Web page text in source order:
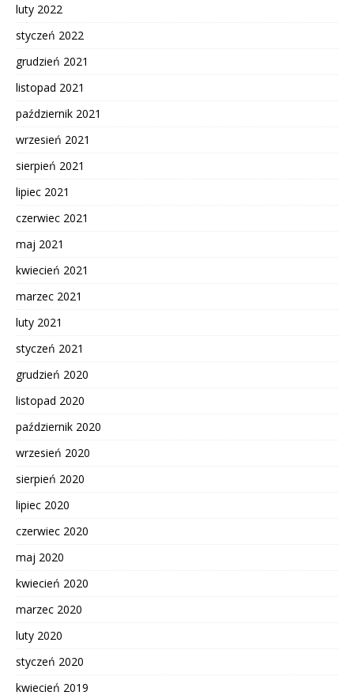
luty 2022
styczeń 2022
grudzień 2021
listopad 2021
październik 2021
wrzesień 2021
sierpień 2021
lipiec 2021
czerwiec 2021
maj 2021
kwiecień 2021
marzec 2021
luty 2021
styczeń 2021
grudzień 2020
listopad 2020
październik 2020
wrzesień 2020
sierpień 2020
lipiec 2020
czerwiec 2020
maj 2020
kwiecień 2020
marzec 2020
luty 2020
styczeń 2020
kwiecień 2019